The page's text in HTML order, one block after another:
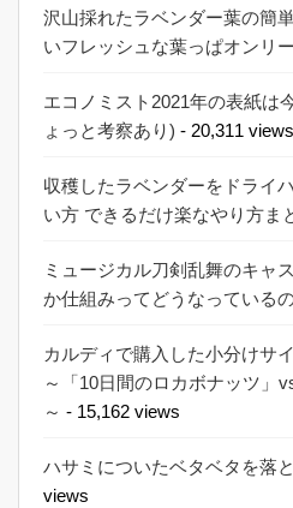
沢山採れたラベンダー葉の簡
いフレッシュな葉っぱオンリー
エコノミスト2021年の表紙は
ょっと考察あり) - 20,311 views
収穫したラベンダーをドライ
い方 できるだけ楽なやり方ま
ミュージカル刀剣乱舞のキャ
か仕組みってどうなっている
カルディで購入した小分けサ
～「10日間のロカボナッツ」
～ - 15,162 views
ハサミについたベタベタを落
views